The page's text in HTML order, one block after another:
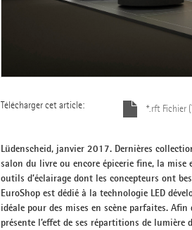
Télécharger cet article: *.rft Fichier
Lüdenscheid, janvier 2017. Dernières
salon du livre ou encore épicerie fine, la
outils d’éclairage dont les concepteurs ont
EuroShop est dédié à la technologie LED
idéale pour des mises en scène parfaites.
présente l’effet de ses répartitions de